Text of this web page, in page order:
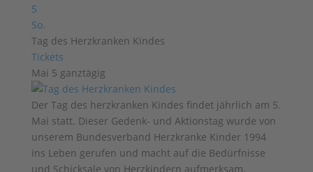
5
So.
Tag des Herzkranken Kindes
Tickets
Mai 5 ganztägig
Der Tag des herzkranken Kindes findet jährlich am 5.
Mai statt. Dieser Gedenk- und Aktionstag wurde von
unserem Bundesverband Herzkranke Kinder 1994
ins Leben gerufen und macht auf die Bedürfnisse
und Schicksale von Herzkindern aufmerksam.